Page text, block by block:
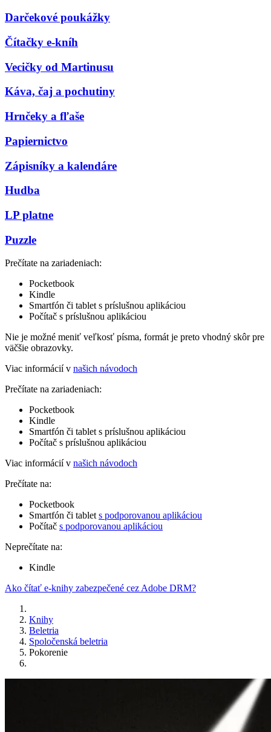
Darčekové poukážky
Čítačky e-kníh
Vecičky od Martinusu
Káva, čaj a pochutiny
Hrnčeky a fľaše
Papiernictvo
Zápisníky a kalendáre
Hudba
LP platne
Puzzle
Prečítate na zariadeniach:
Pocketbook
Kindle
Smartfón či tablet s príslušnou aplikáciou
Počítač s príslušnou aplikáciou
Nie je možné meniť veľkosť písma, formát je preto vhodný skôr pre
väčšie obrazovky.
Viac informácií v našich návodoch
Prečítate na zariadeniach:
Pocketbook
Kindle
Smartfón či tablet s príslušnou aplikáciou
Počítač s príslušnou aplikáciou
Viac informácií v našich návodoch
Prečítate na:
Pocketbook
Smartfón či tablet s podporovanou aplikáciou
Počítač s podporovanou aplikáciou
Neprečítate na:
Kindle
Ako čítať e-knihy zabezpečené cez Adobe DRM?
Knihy
Beletria
Spoločenská beletria
Pokorenie